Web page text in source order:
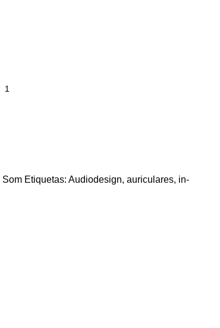
Som Etiquetas: Audiodesign, auriculares, in-